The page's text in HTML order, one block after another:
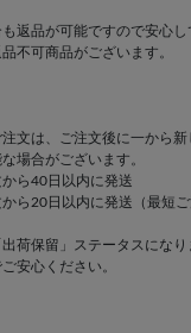
返品が可能ですので安心し
不可商品がございます。
文は、ご注文後に一から新
場合がございます。
ら40日以内に発送
ら20日以内に発送（最短ご
荷保留」ステータスにな
安心ください。